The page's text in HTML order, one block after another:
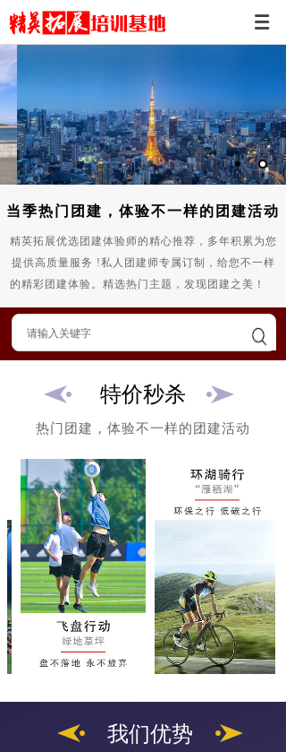
当季热门团建，体验不一样的团建活动
精英拓展优选团建体验师的精心推荐，多年积累为您
提供高质量服务 !私人团建师专属订制，给您不一样
的精彩团建体验。 精选热门主题，发现团建之美！
特价秒杀
热门团建，体验不一样的团建活动
我们优势